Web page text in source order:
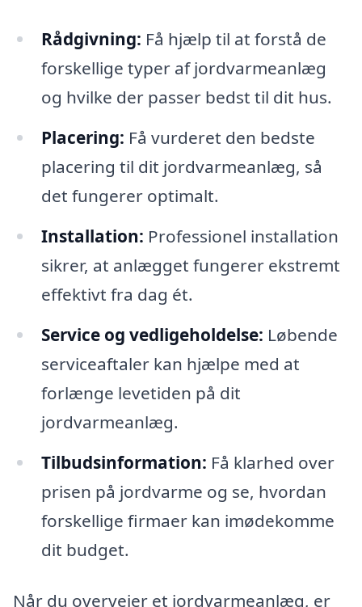
Rådgivning: Få hjælp til at forstå de
forskellige typer af jordvarmeanlæg
og hvilke der passer bedst til dit hus.
Placering: Få vurderet den bedste
placering til dit jordvarmeanlæg, så
det fungerer optimalt.
Installation: Professionel installation
sikrer, at anlægget fungerer ekstremt
effektivt fra dag ét.
Service og vedligeholdelse: Løbende
serviceaftaler kan hjælpe med at
forlænge levetiden på dit
jordvarmeanlæg.
Tilbudsinformation: Få klarhed over
prisen på jordvarme og se, hvordan
forskellige firmaer kan imødekomme
dit budget.
Når du overvejer et jordvarmeanlæg, er